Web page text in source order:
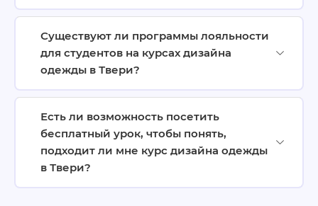
Существуют ли программы лояльности
для студентов на курсах дизайна
одежды в Твери?
Есть ли возможность посетить
бесплатный урок, чтобы понять,
подходит ли мне курс дизайна одежды
в Твери?